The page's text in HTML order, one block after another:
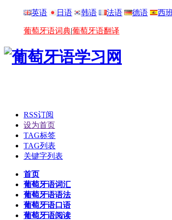
英语 日语 韩语 法语 德语 西
葡萄牙语词典|葡萄牙语翻译
RSS订阅
设为首页
TAG标签
TAG列表
关键字列表
首页
葡萄牙语词汇
葡萄牙语语法
葡萄牙语口语
葡萄牙语阅读